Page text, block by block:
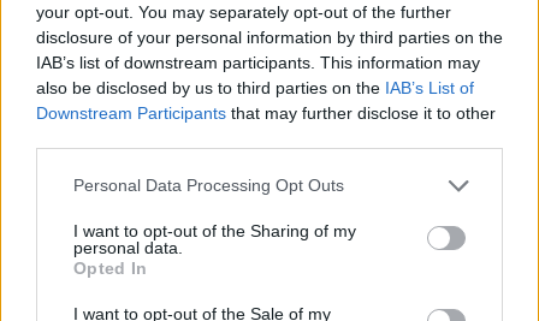
your opt-out. You may separately opt-out of the further
disclosure of your personal information by third parties on the
IAB’s list of downstream participants. This information may
also be disclosed by us to third parties on the IAB’s List of
Downstream Participants that may further disclose it to other
Please note that this website/app uses one or more Google
not limited to your visit or usage behaviour. You may click to
grant or deny consent to Google and its third-party tags to
use your data for below specified purposes in below Google
consent section.
Personal Data Processing Opt Outs
I want to opt-out of the Sharing of my
personal data.
Opted In
I want to opt-out of the Sale of my
Kovács András:
A spontaneitást már említettem. ANehéz embereket
tulajdonképpen öt portré alkotja, illetve egyszer
Fábri Zoltán, aki kiváló rendező volt, és nagyon jó
megfigyelő, azt mondta, amikor elkészültem, hogy
ez a film nem öt portréból áll, hanem hatból. A
hatodik nehéz ember én vagyok, mert bár nem
kérdeztem, én reagáltam a beszélgetésekben, tehát
így az én portrém is belekerült a filmbe. Erre nem